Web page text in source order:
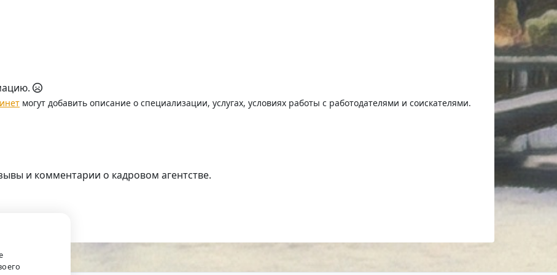
могут добавить описание о специализации, услугах, условиях работы с работодателями и соискателями.
и комментарии о кадровом агентстве.